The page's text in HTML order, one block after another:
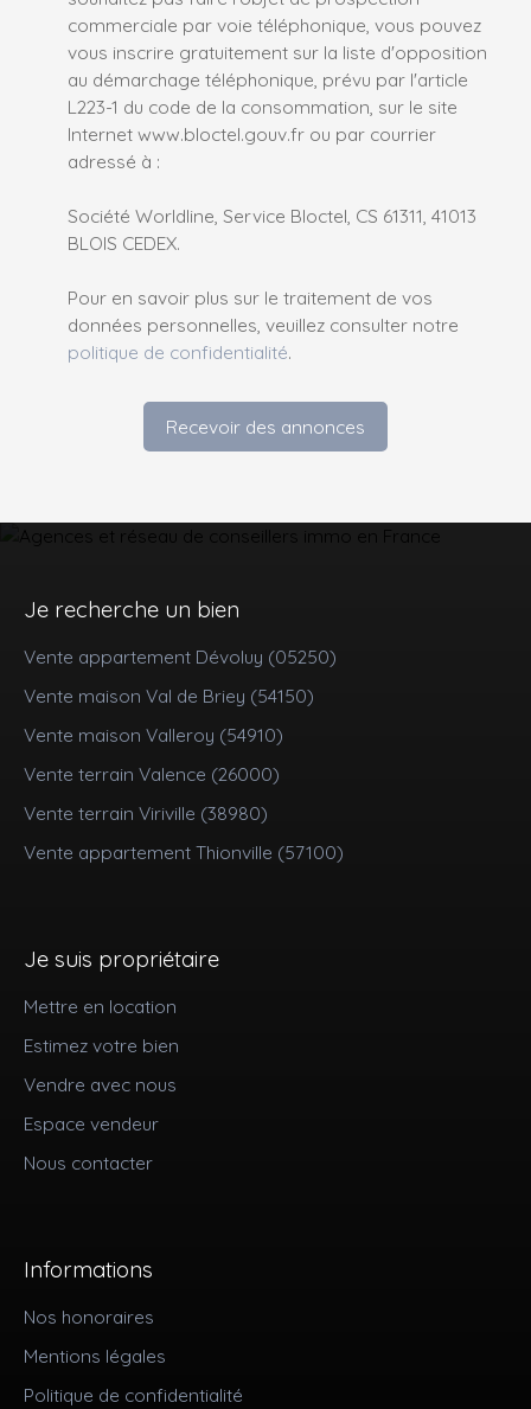
commerciale par voie téléphonique, vous pouvez
vous inscrire gratuitement sur la liste d'opposition
au démarchage téléphonique, prévu par l'article
L223-1 du code de la consommation, sur le site
Internet www.bloctel.gouv.fr ou par courrier
adressé à :
Société Worldline, Service Bloctel, CS 61311, 41013
BLOIS CEDEX.
Pour en savoir plus sur le traitement de vos
données personnelles, veuillez consulter notre
politique de confidentialité.
Recevoir des annonces
Je recherche un bien
Vente appartement Dévoluy (05250)
Vente maison Val de Briey (54150)
Vente maison Valleroy (54910)
Vente terrain Valence (26000)
Vente terrain Viriville (38980)
Vente appartement Thionville (57100)
Je suis propriétaire
Mettre en location
Estimez votre bien
Vendre avec nous
Espace vendeur
Nous contacter
Informations
Nos honoraires
Mentions légales
Politique de confidentialité